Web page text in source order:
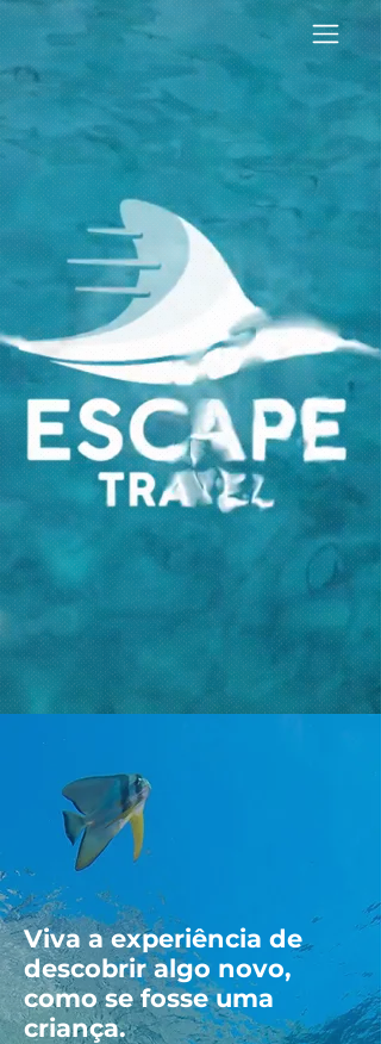
Viva a experiência de
descobrir algo novo,
como se fosse uma
criança.